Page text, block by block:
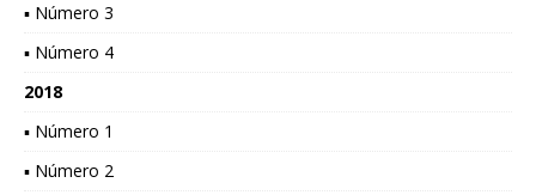
▪ Número 3
▪ Número 4
2018
▪ Número 1
▪ Número 2